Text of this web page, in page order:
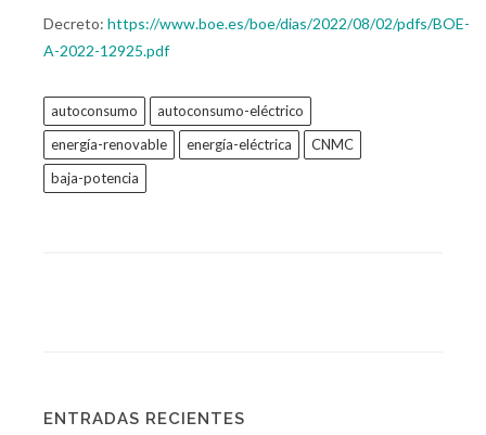
Decreto: https://www.boe.es/boe/dias/2022/08/02/pdfs/BOE-
A-2022-12925.pdf
autoconsumo
autoconsumo-eléctrico
energía-renovable
energía-eléctrica
CNMC
baja-potencia
ENTRADAS RECIENTES